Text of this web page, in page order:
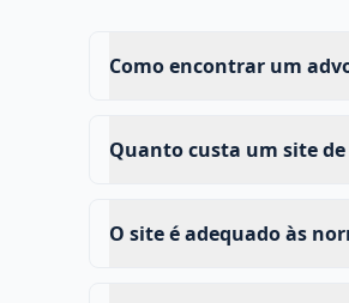
Como encontrar um
Quanto custa um site
O site é adequado às